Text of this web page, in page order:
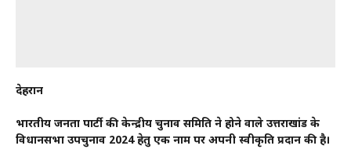
देहरादून
भारतीय जनता पार्टी की केन्द्रीय चुनाव समिति ने होने वाले उत्तराखांड के
विधानसभा उपचुनाव 2024 हेतु एक नाम पर अपनी स्वीकृति प्रदान की है।